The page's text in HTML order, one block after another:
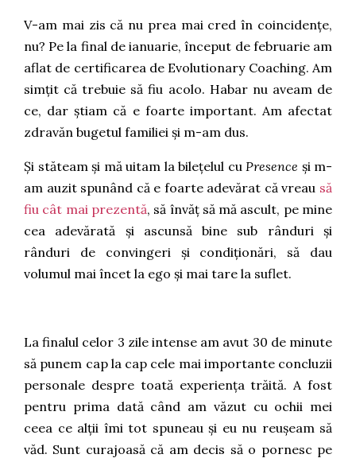
V-am mai zis că nu prea mai cred în coincidențe,
nu? Pe la final de ianuarie, început de februarie am
aflat de certificarea de Evolutionary Coaching. Am
simțit că trebuie să fiu acolo. Habar nu aveam de
ce, dar știam că e foarte important. Am afectat
zdravăn bugetul familiei și m-am dus.
Și stăteam și mă uitam la bilețelul cu Presence și m-
am auzit spunând că e foarte adevărat că vreau să
fiu cât mai prezentă, să învăț să mă ascult, pe mine
cea adevărată și ascunsă bine sub rânduri și
rânduri de convingeri și condiționări, să dau
volumul mai încet la ego și mai tare la suflet.
La finalul celor 3 zile intense am avut 30 de minute
să punem cap la cap cele mai importante concluzii
personale despre toată experiența trăită. A fost
pentru prima dată când am văzut cu ochii mei
ceea ce alții îmi tot spuneau și eu nu reușeam să
văd. Sunt curajoasă că am decis să o pornesc pe